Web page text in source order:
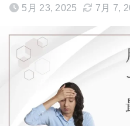
5月 23, 2025 7月 7,